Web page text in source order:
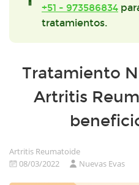
+51 - 973586834
tratamientos.
Tratamiento
Artritis
Artritis Reumatoide
08/03/2022
Nuevas Evas